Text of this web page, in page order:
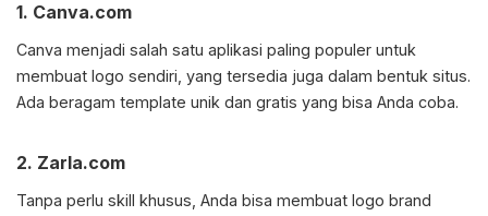
1. Canva.com
Canva menjadi salah satu aplikasi paling populer untuk
membuat logo sendiri, yang tersedia juga dalam bentuk situs.
Ada beragam template unik dan gratis yang bisa Anda coba.
2. Zarla.com
Tanpa perlu skill khusus, Anda bisa membuat logo brand